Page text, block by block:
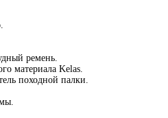
ремень.
материала Kelas.
походной палки.